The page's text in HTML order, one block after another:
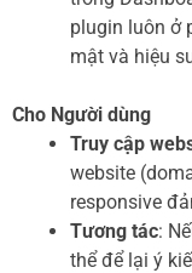
plugin luôn ở
mật và hiệu
Cho Người dùng
Truy cập
website
responsive
Tương tác:
thể để lại ý